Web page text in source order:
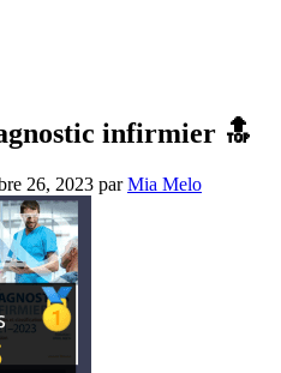
infirmier 🔝
26, 2023 parMia Melo